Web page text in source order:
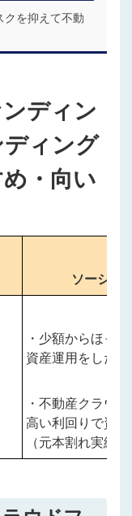
クを抑えて不動
ディン
ィング
・向い
ソーシャ
・少額からほっ
資産運用をした
・不動産クラウ
高い利回りで資
（元本割れ実績